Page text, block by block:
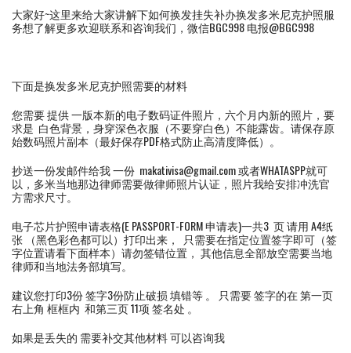
大家好~这里来给大家讲解下如何换发挂失补办换发多米尼克护照服
务想了解更多欢迎联系和咨询我们，微信BGC998 电报@BGC998
下面是换发多米尼克护照需要的材料
您需要 提供 一版本新的电子数码证件照片，六个月内新的照片，要
求是 白色背景，身穿深色衣服（不要穿白色）不能露齿。请保存原
始数码照片副本（最好保存PDF格式防止高清度降低）。
抄送一份发邮件给我 一份 makativisa@gmail.com 或者WHATASPP就可
以，多米当地那边律师需要做律师照片认证，照片我给安排冲洗官
方需求尺寸。
电子芯片护照申请表格(E PASSPORT-FORM 申请表)一共3 页 请用 A4纸
张 （黑色彩色都可以）打印出来， 只需要在指定位置签字即可（签
字位置请看下面样本）请勿签错位置， 其他信息全部放空需要当地
律师和当地法务部填写。
建议您打印3份 签字3份防止破损 填错等 。 只需要 签字的在 第一页
右上角 框框内 和第三页 11项 签名处 。
如果是丢失的 需要补交其他材料 可以咨询我